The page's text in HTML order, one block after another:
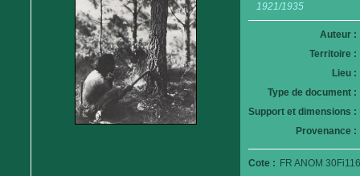
1921/1935
Auteur :
Territoire :
Lieu :
Type de document :
Support et dimensions :
Provenance :
Cote : FR ANOM